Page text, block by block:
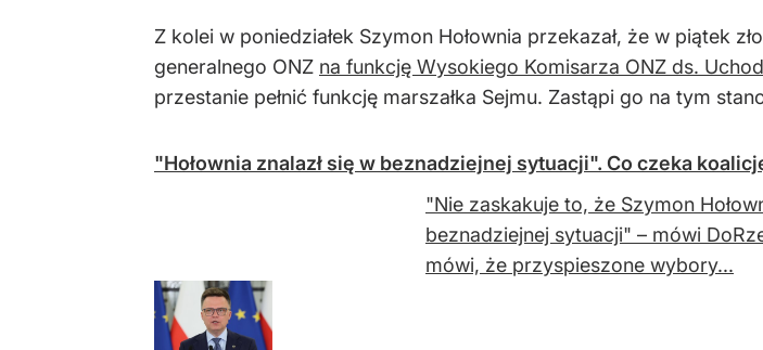
Z kolei w poniedziałek Szymon Hołownia przekazał, że w piątek
generalnego ONZ na funkcję Wysokiego Komisarza ONZ ds.
przestanie pełnić funkcję marszałka Sejmu. Zastąpi go na tym
"Hołownia znalazł się w beznadziejnej sytuacji". Co czeka
"Nie zaskakuje to, że Szymon
beznadziejnej sytuacji" – mówi
mówi, że przyspieszone wybory...